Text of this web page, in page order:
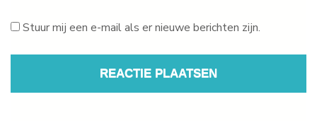
Stuur mij een e-mail als er nieuwe berichten zijn.